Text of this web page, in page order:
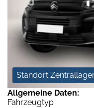
Standort
Allgemeine Daten:
Fahrzeugtyp